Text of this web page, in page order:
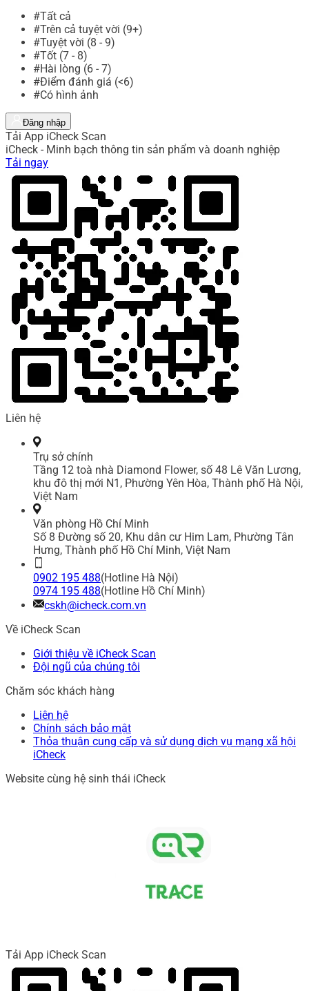
#Tất cả
#Trên cả tuyệt vời (9+)
#Tuyệt vời (8 - 9)
#Tốt (7 - 8)
#Hài lòng (6 - 7)
#Điểm đánh giá (<6)
#Có hình ảnh
Đăng nhập
Tải App iCheck Scan
iCheck - Minh bạch thông tin sản phẩm và doanh nghiệp
Tải ngay
Liên hệ
Trụ sở chính
Tầng 12 toà nhà Diamond Flower, số 48 Lê Văn Lương,
khu đô thị mới N1, Phường Yên Hòa, Thành phố Hà Nội,
Việt Nam
Văn phòng Hồ Chí Minh
Số 8 Đường số 20, Khu dân cư Him Lam, Phường Tân
Hưng, Thành phố Hồ Chí Minh, Việt Nam
0902 195 488(Hotline Hà Nội)
0974 195 488(Hotline Hồ Chí Minh)
cskh@icheck.com.vn
Về iCheck Scan
Giới thiệu về iCheck Scan
Đội ngũ của chúng tôi
Chăm sóc khách hàng
Liên hệ
Chính sách bảo mật
Thỏa thuận cung cấp và sử dụng dịch vụ mạng xã hội
iCheck
Website cùng hệ sinh thái iCheck
Tải App iCheck Scan